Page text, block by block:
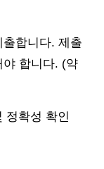
합니다. 제출
야 합니다. (약
정확성 확인